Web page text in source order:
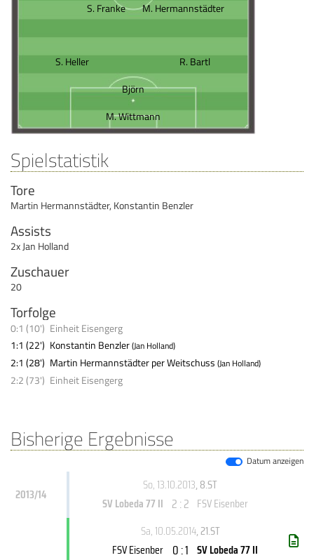
S. Franke
M. Hermannstädter
S. Heller
R. Bartl
Björn
M. Wittmann
Spielstatistik
Tore
Martin Hermannstädter, Konstantin Benzler
Assists
2x Jan Holland
Zuschauer
20
Torfolge
0:1 (10') Einheit Eisengerg
1:1 (22') Konstantin Benzler(Jan Holland)
2:1 (28') Martin Hermannstädter per Weitschuss (Jan Holland)
2:2 (73') Einheit Eisengerg
Bisherige Ergebnisse
Datum anzeigen
2013/14
So, 13.10.2013, 8.ST
SV Lobeda 77 II 2 : 2 FSV Eisenber
Sa, 10.05.2014, 21.ST
FSV Eisenber 0 : 1 SV Lobeda 77 II